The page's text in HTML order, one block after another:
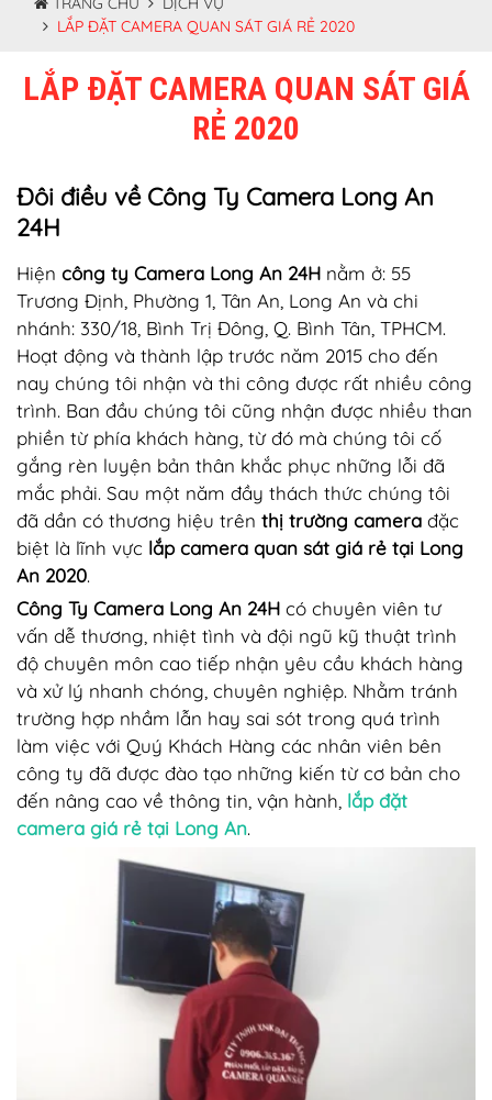
LẮP ĐẶT CAMERA QUAN SÁT GIÁ RẺ 2020
LẮP ĐẶT CAMERA QUAN SÁT GIÁ
RẺ 2020
Đôi điều về Công Ty Camera Long An
24H
Hiện công ty Camera Long An 24H nằm ở: 55
Trương Định, Phường 1, Tân An, Long An và chi
nhánh: 330/18, Bình Trị Đông, Q. Bình Tân, TPHCM.
Hoạt động và thành lập trước năm 2015 cho đến
nay chúng tôi nhận và thi công được rất nhiều công
trình. Ban đầu chúng tôi cũng nhận được nhiều than
phiền từ phía khách hàng, từ đó mà chúng tôi cố
gắng rèn luyện bản thân khắc phục những lỗi đã
mắc phải. Sau một năm đầy thách thức chúng tôi
đã dần có thương hiệu trên thị trường camera đặc
biệt là lĩnh vực lắp camera quan sát giá rẻ tại Long
An 2020.
Công Ty Camera Long An 24H có chuyên viên tư
vấn dễ thương, nhiệt tình và đội ngũ kỹ thuật trình
độ chuyên môn cao tiếp nhận yêu cầu khách hàng
và xử lý nhanh chóng, chuyên nghiệp. Nhằm tránh
trường hợp nhầm lẫn hay sai sót trong quá trình
làm việc với Quý Khách Hàng các nhân viên bên
công ty đã được đào tạo những kiến từ cơ bản cho
đến nâng cao về thông tin, vận hành, lắp đặt
camera giá rẻ tại Long An.